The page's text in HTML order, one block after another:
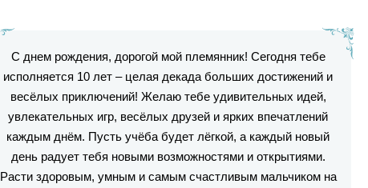
С днем рождения, дорогой мой племянник! Сегодня тебе
исполняется 10 лет – целая декада больших достижений и
весёлых приключений! Желаю тебе удивительных идей,
увлекательных игр, весёлых друзей и ярких впечатлений
каждым днём. Пусть учёба будет лёгкой, а каждый новый
день радует тебя новыми возможностями и открытиями.
Расти здоровым, умным и самым счастливым мальчиком на